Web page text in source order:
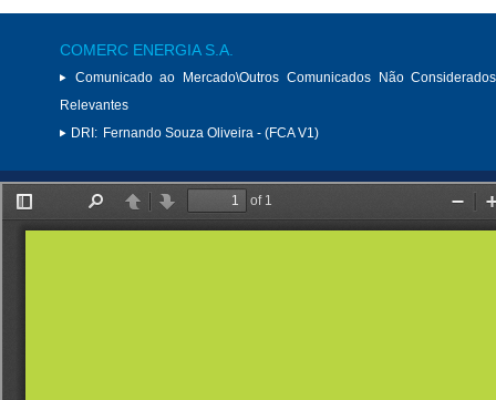
COMERC ENERGIA S.A.
Comunicado ao Mercado\Outros Comunicados Não
Relevantes
DRI: Fernando Souza Oliveira - (FCA V1)